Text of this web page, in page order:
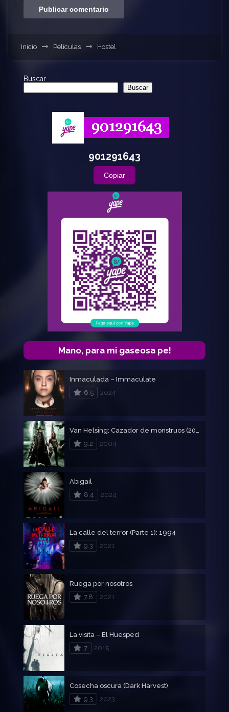
Inicio Películas Hostel
Buscar
Buscar
901291643
Copiar
Mano, para mi gaseosa pe!
Inmaculada – Immaculate
6.5
2024
Van Helsing: Cazador de monstruos (2004)
9.2
2004
Abigail
8.4
2024
La calle del terror (Parte 1): 1994
9.3
2021
Ruega por nosotros
7.8
2021
La visita – El Huesped
7
2015
Cosecha oscura (Dark Harvest)
9.3
2023